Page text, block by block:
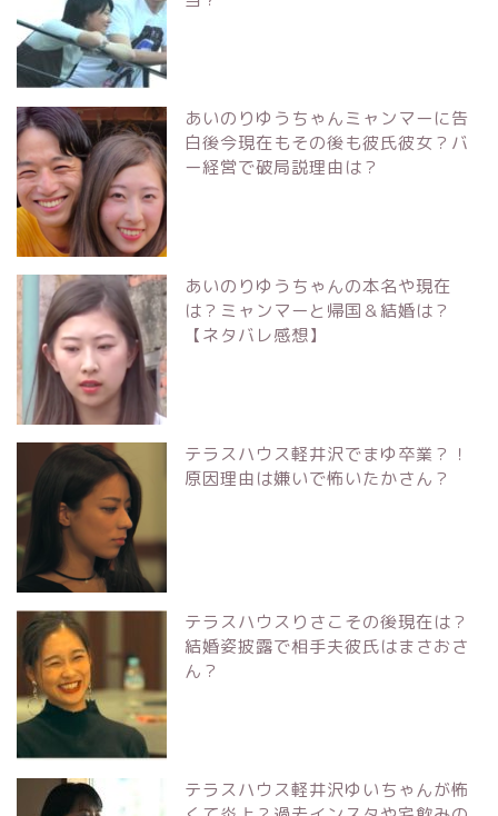
あいのりゆうちゃんミャンマーに告
白後今現在もその後も彼氏彼女？バ
ー経営で破局説理由は？
あいのりゆうちゃんの本名や現在
は？ミャンマーと帰国＆結婚は？
【ネタバレ感想】
テラスハウス軽井沢でまゆ卒業？！
原因理由は嫌いで怖いたかさん？
テラスハウスりさこその後現在は？
結婚姿披露で相手夫彼氏はまさおさ
ん？
テラスハウス軽井沢ゆいちゃんが怖